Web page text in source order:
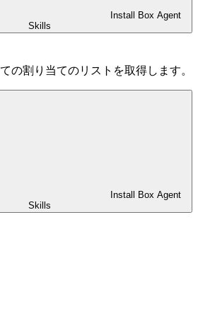
Install Box Agent
Skills
の割り当てのリストを取得します。
Install Box Agent
Skills